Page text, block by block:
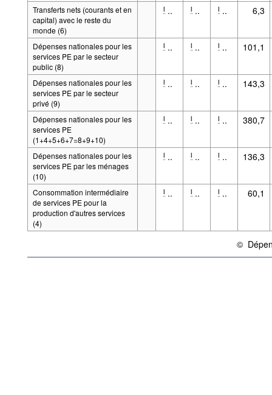
Transferts nets (courants et en
capital) avec le reste du
monde (6)
l .. l .. l .. 6,3
Dépenses nationales pour les
services PE par le secteur
public (8)
l .. l .. l .. 101,1
Dépenses nationales pour les
services PE par le secteur
privé (9)
l .. l .. l .. 143,3
Dépenses nationales pour les
services PE
(1+4+5+6+7=8+9+10)
l .. l .. l .. 380,7
Dépenses nationales pour les
services PE par les ménages
(10)
l .. l .. l .. 136,3
Consommation intermédiaire
de services PE pour la
production d'autres services
(4)
l .. l .. l .. 60,1
©
{link}